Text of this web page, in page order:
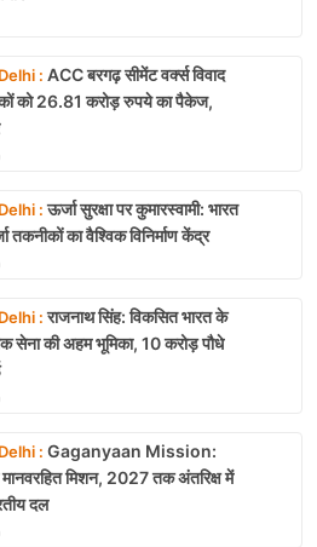
: ACC बरगढ़ सीमेंट वर्क्स विवाद
को 26.81 करोड़ रुपये का पैकेज,
:ऊर्जा सुरक्षा पर कुमारस्वामी: भारत
तकनीकों का वैश्विक विनिर्माण केंद्र
:राजनाथ सिंह: विकसित भारत के
सेना की अहम भूमिका, 10 करोड़ पौधे
: Gaganyaan Mission:
मिशन, 2027 तक अंतरिक्ष में
दल